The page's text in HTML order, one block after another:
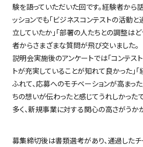
験を語っていただいた回です。経験者から
ッションでも「ビジネスコンテストの活動
立していたか」「部署の人たちとの調整はど
者からさまざまな質問が飛び交いました。
説明会実施後のアンケートでは「コンテス
トが充実していることが知れて良かった」
ふれて、応募へのモチベーションが高まった
ちの想いが伝わったと感じてうれしかった
多く、新規事業に対する関心の高さがうか
募集締切後は書類選考があり、通過した